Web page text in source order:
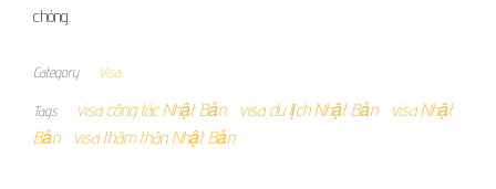
chóng.
Category Visa
Tags visa công tác Nhật Bản visa du lịch Nhật Bản
visa Nhật
Bản
visa thăm thân Nhật Bản